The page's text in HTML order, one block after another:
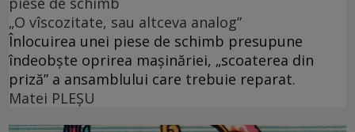
„O vîscozitate, sau altceva analog”
Înlocuirea unei piese de schimb presupune
îndeobște oprirea mașinăriei, „scoaterea din
priză” a ansamblului care trebuie reparat.
Matei PLEŞU